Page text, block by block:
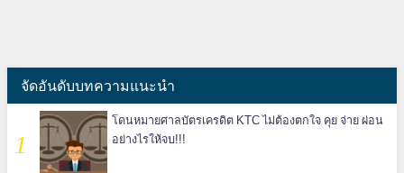
จัดอันดับบทความแนะนำ
โดนหมายศาลบัตรเครดิต KTC ไม่ต้องตกใจ คุย จ่าย ผ่อน
อย่างไรให้จบ!!!